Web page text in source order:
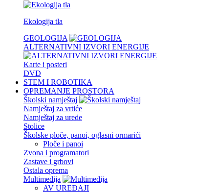
Ekologija tla
GEOLOGIJA
ALTERNATIVNI IZVORI ENERGIJE
Karte i posteri
DVD
STEM I ROBOTIKA
OPREMANJE PROSTORA
Školski namještaj
Namještaj za vrtiće
Namještaj za urede
Stolice
Školske ploče, panoi, oglasni ormarići
Ploče i panoi
Zvona i programatori
Zastave i grbovi
Ostala oprema
Multimedija
AV UREĐAJI